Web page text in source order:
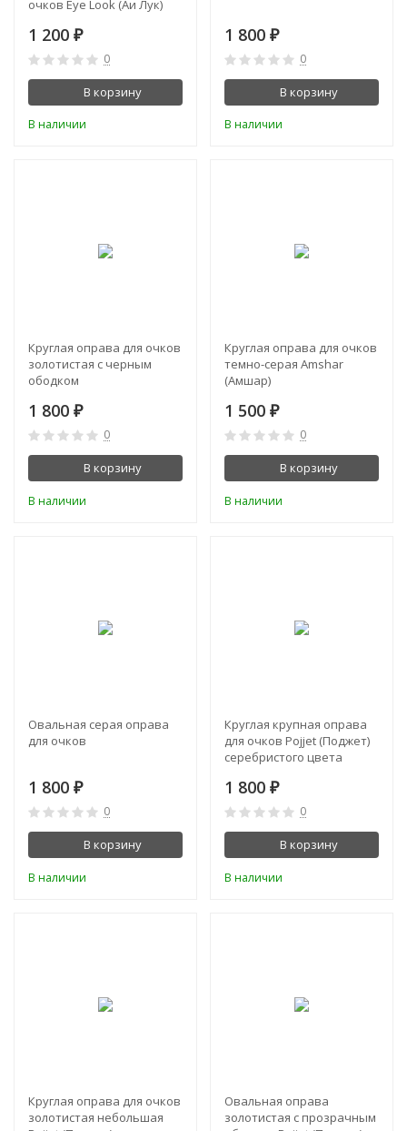
очков Eye Look (Аи Лук)
1 200 ₽
0
В корзину
В наличии
1 800 ₽
0
В корзину
В наличии
Круглая оправа для очков
золотистая с черным
ободком
1 800 ₽
0
В корзину
В наличии
Круглая оправа для очков
темно-серая Amshar
(Амшар)
1 500 ₽
0
В корзину
В наличии
Овальная серая оправа
для очков
1 800 ₽
0
В корзину
В наличии
Круглая крупная оправа
для очков Pojjet (Поджет)
серебристого цвета
1 800 ₽
0
В корзину
В наличии
Круглая оправа для очков
золотистая небольшая
Овальная оправа
золотистая с прозрачным